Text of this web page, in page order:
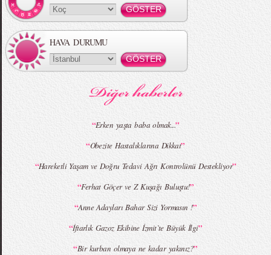
MBFWI - Gülçin Çengel 2015 Yaz
MBFWI - Zeynep Erdoğan 2015 Yaz
MBFWI - Giray Sepin 2015 Yaz Koleksiyonu MBFWI - Burçe Bekrek 2015 Yaz Koleksiyonu
HAVA DURUMU
“Erken yaşta baba olmak...”
“Obezite Hastalıklarına Dikkat”
“Hareketli Yaşam ve Doğru Tedavi Ağrı Kontrolünü Destekliyor”
“Ferhat Göçer ve Z Kuşağı Buluştu!”
“Anne Adayları Bahar Sizi Yormasın !”
“İftarlık Gazoz Ekibine İzmit`te Büyük İlgi”
“Bir kurban olmaya ne kadar yakınız?”